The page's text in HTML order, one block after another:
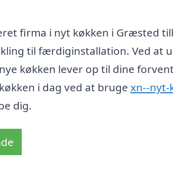
firma i nyt køkken i Græsted
til færdiginstallation. Ved at
køkken lever op til dine
i dag ved at bruge xn--nyt-
dig.